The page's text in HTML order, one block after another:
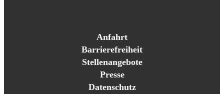
Anfahrt
Barrierefreiheit
Stellenangebote
Presse
Datenschutz